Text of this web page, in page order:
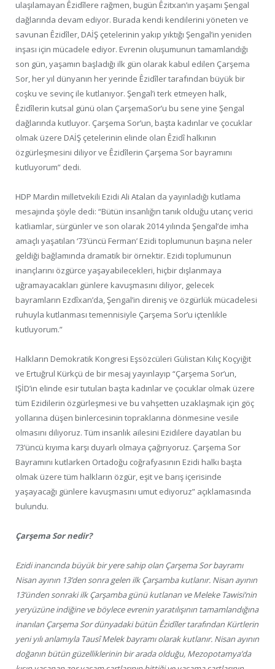
ulaşılamayan Êzidîlere rağmen, bugün Êzitxan’ın yaşamı Şengal
dağlarında devam ediyor. Burada kendi kendilerini yöneten ve
savunan Êzidîler, DAİŞ çetelerinin yakıp yıktığı Şengal’in yeniden
inşası için mücadele ediyor. Evrenin oluşumunun tamamlandığı
son gün, yaşamın başladığı ilk gün olarak kabul edilen Çarşema
Sor, her yıl dünyanın her yerinde Êzidîler tarafından büyük bir
coşku ve sevinç ile kutlanıyor. Şengal’i terk etmeyen halk,
Êzidîlerin kutsal günü olan ÇarşemaSor’u bu sene yine Şengal
dağlarında kutluyor. Çarşema Sor’un, başta kadınlar ve çocuklar
olmak üzere DAİŞ çetelerinin elinde olan Êzidî halkının
özgürleşmesini diliyor ve Êzidîlerin Çarşema Sor bayramını
kutluyorum” dedi.
HDP Mardin milletvekili Ezidi Ali Atalan da yayınladığı kutlama
mesajında şöyle dedi: “Bütün insanlığın tanık olduğu utanç verici
katliamlar, sürgünler ve son olarak 2014 yılında Şengal’de imha
amaçlı yaşatılan ‘73’üncü Ferman’ Ezidi toplumunun başına neler
geldiği bağlamında dramatik bir örnektir. Ezidi toplumunun
inançlarını özgürce yaşayabilecekleri, hiçbir dışlanmaya
uğramayacakları günlere kavuşmasını diliyor, gelecek
bayramların Ezdîxan’da, Şengal’in direniş ve özgürlük mücadelesi
ruhuyla kutlanması temennisiyle Çarşema Sor’u içtenlikle
kutluyorum.”
Halkların Demokratik Kongresi Eşsözcüleri Gülistan Kılıç Koçyiğit
ve Ertuğrul Kürkçü de bir mesaj yayınlayıp “Çarşema Sor’un,
IŞİD’in elinde esir tutulan başta kadınlar ve çocuklar olmak üzere
tüm Ezidilerin özgürleşmesi ve bu vahşetten uzaklaşmak için göç
yollarına düşen binlercesinin topraklarına dönmesine vesile
olmasını diliyoruz. Tüm insanlık ailesini Ezidilere dayatılan bu
73’üncü kıyıma karşı duyarlı olmaya çağırıyoruz. Çarşema Sor
Bayramını kutlarken Ortadoğu coğrafyasının Ezidi halkı başta
olmak üzere tüm halkların özgür, eşit ve barış içerisinde
yaşayacağı günlere kavuşmasını umut ediyoruz” açıklamasında
bulundu.
Çarşema Sor nedir?
Ezidi inancında büyük bir yere sahip olan Çarşema Sor bayramı
Nisan ayının 13’den sonra gelen ilk Çarşamba kutlanır. Nisan ayının
13’ünden sonraki ilk Çarşamba günü kutlanan ve Meleke Tawisi’nin
yeryüzüne indiğine ve böylece evrenin yaratılışının tamamlandığına
inanılan Çarşema Sor dünyadaki bütün Êzidîler tarafından Kürtlerin
yeni yılı anlamıyla Tausî Melek bayramı olarak kutlanır. Nisan ayının
doğanın bütün güzelliklerinin bir arada olduğu, Mezopotamya’da